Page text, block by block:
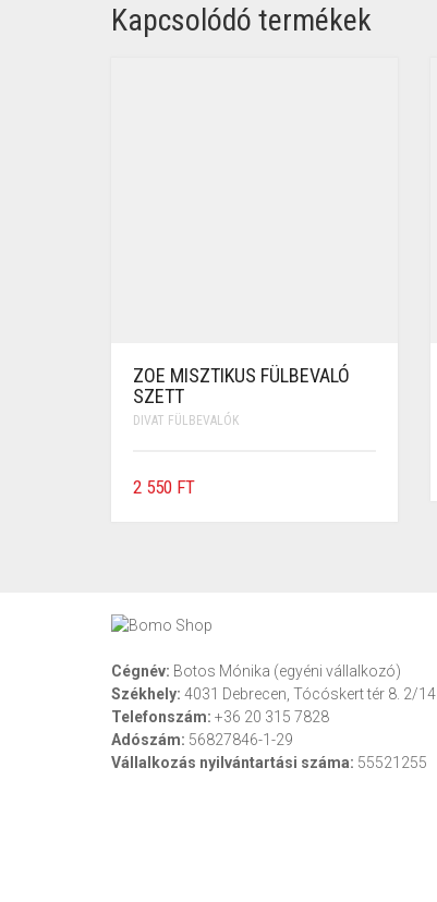
Kapcsolódó termékek
ZOE MISZTIKUS FÜLBEVALÓ
SZETT
DIVAT FÜLBEVALÓK
2 550 FT
Cégnév: Botos Mónika (egyéni vállalkozó)
Székhely: 4031 Debrecen, Tócóskert tér 8. 2/14
Telefonszám: +36 20 315 7828
Adószám: 56827846-1-29
Vállalkozás nyilvántartási száma: 55521255